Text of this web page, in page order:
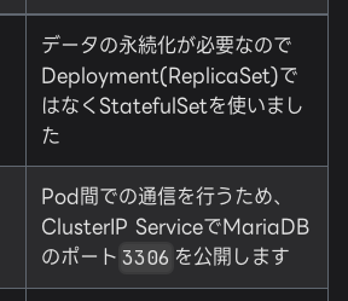
データの永続化が必要なので
Deployment(ReplicaSet)で
はなくStatefulSetを使いまし
た
Pod間での通信を行うため、
ClusterIP ServiceでMariaDB
のポート 3306 を公開します